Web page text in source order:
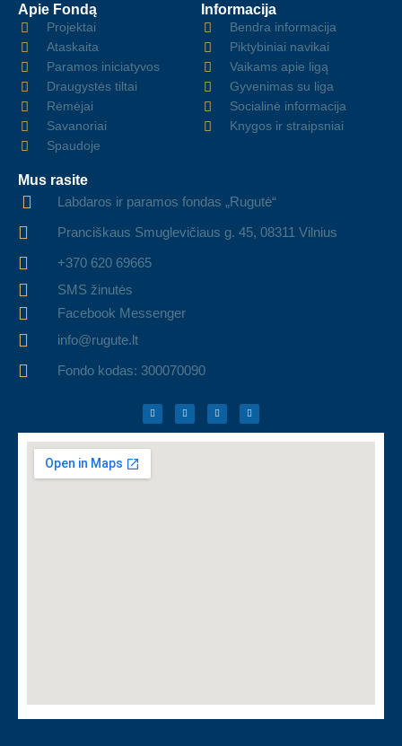
Apie Fondą
Projektai
Ataskaita
Paramos iniciatyvos
Draugystės tiltai
Rėmėjai
Savanoriai
Spaudoje
Informacija
Bendra informacija
Piktybiniai navikai
Vaikams apie ligą
Gyvenimas su liga
Socialinė informacija
Knygos ir straipsniai
Mus rasite
Labdaros ir paramos fondas „Rugutė“
Pranciškaus Smuglevičiaus g. 45, 08311 Vilnius
+370 620 69665
SMS žinutės
Facebook Messenger
info@rugute.lt
Fondo kodas: 300070090